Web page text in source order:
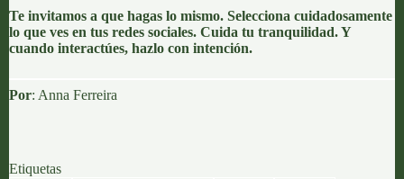
Te invitamos a que hagas lo mismo. Selecciona cuidadosamente
lo que ves en tus redes sociales. Cuida tu tranquilidad. Y
cuando interactúes, hazlo con intención.
Por: Anna Ferreira
Etiquetas